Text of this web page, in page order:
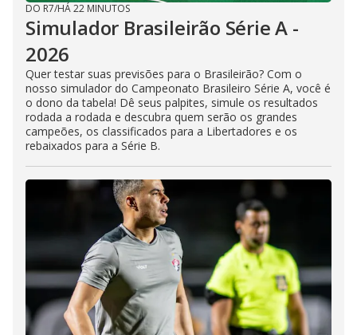
DO R7/HÁ 22 MINUTOS
Simulador Brasileirão Série A -
2026
Quer testar suas previsões para o Brasileirão? Com o
nosso simulador do Campeonato Brasileiro Série A, você é
o dono da tabela! Dê seus palpites, simule os resultados
rodada a rodada e descubra quem serão os grandes
campeões, os classificados para a Libertadores e os
rebaixados para a Série B.